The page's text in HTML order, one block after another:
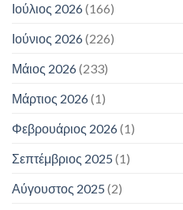
Ιούλιος 2026(166)
Ιούνιος 2026(226)
Μάιος 2026(233)
Μάρτιος 2026(1)
Φεβρουάριος 2026(1)
Σεπτέμβριος 2025 (1)
Αύγουστος 2025 (2)